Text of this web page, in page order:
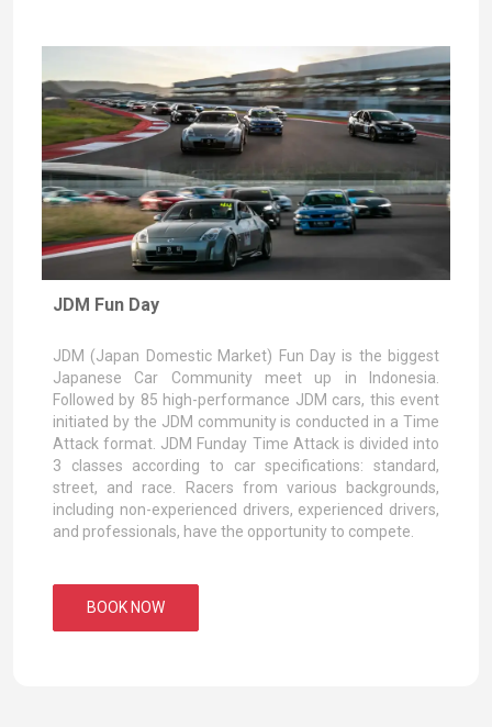
JDM Fun Day
JDM (Japan Domestic Market) Fun Day is the biggest
Japanese Car Community meet up in Indonesia.
Followed by 85 high-performance JDM cars, this event
initiated by the JDM community is conducted in a Time
Attack format. JDM Funday Time Attack is divided into
3 classes according to car specifications: standard,
street, and race. Racers from various backgrounds,
including non-experienced drivers, experienced drivers,
and professionals, have the opportunity to compete.
BOOK NOW